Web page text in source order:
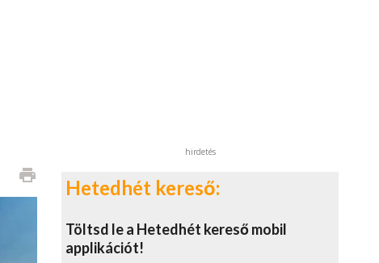
print
hirdetés
Hetedhét kereső:
Töltsd le a Hetedhét kereső mobil
applikációt!